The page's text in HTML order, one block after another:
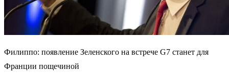
Филиппо: появление Зеленского на встрече G7 станет для
Франции пощечиной